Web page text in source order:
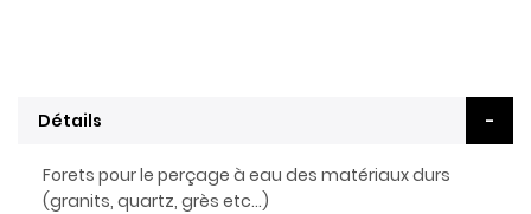
Détails
Forets pour le perçage à eau des matériaux durs
(granits, quartz, grès etc...)